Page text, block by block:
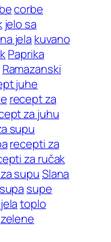
corbe
jelo sa
jela kuvano
Paprika
Ramazanski
juhe
recept za
za juhu
supu
recepti za
za ručak
supuSlana
supa supe
toplo
zelene